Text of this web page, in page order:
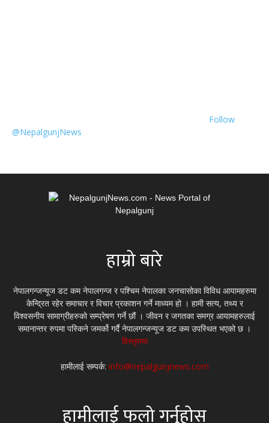
Follow
@NepalgunjNews
हाम्रो बारे
नेपालगन्जन्यूज डट कम नेपालगन्ज र पश्चिम नेपालका जनचासोका विविध आयामहरुमा
केन्द्रित रहेर समाचार र विचार प्रकाशन गर्ने माध्यम हो । हामी सत्य, तथ्य र
विश्वसनीय सामाग्रीहरुको सम्प्रेषण गर्ने छौं । जीवन र जगतका समग्र आयामहरुलाई
समानान्तर रुपमा पस्किने जमर्को गर्दै नेपालगन्जन्यूज डट कम उपस्थित भएको छ ।
विस्तृतमा
हामीलाई सम्पर्क: info@nepalgunjnews.com
हामीलाई फलो गर्नुहोस